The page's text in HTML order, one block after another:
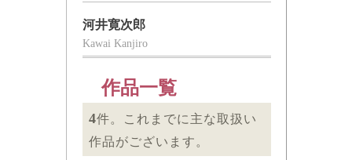
河井寛次郎
Kawai Kanjiro
作品一覧
4件。これまでに主な取扱い
作品がございます。